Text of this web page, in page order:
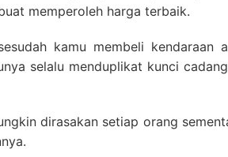
memperoleh harga terbaik.
kamu membeli kendaraan
selalu menduplikat kunci
dirasakan setiap orang